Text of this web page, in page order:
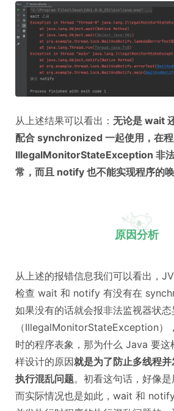
从上述结果可以看出： 无论是 wait
配合 synchronized 一起使用，在
IllegalMonitorStateException 非
常，而且 notify 也不能实现程序的唤
原因分析
从上述的报错信息我们可以看出，
检查 wait 和 notify 有没有在
如果没有的话就会报非法监视器状态
（IllegalMonitorStateException）
时的程序表象，那为什么 Java 要这
样设计的原因就是为了防止多线程
执行混乱问题。初看这句话，好像是
而实际情况也是如此，wait 和